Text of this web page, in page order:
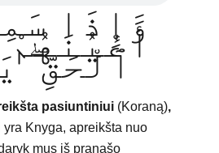
وَإِذَا
ٱلْحَقِّ
pasiuntiniui (Koraną),
yra Knyga, apreikšta nuo
mus iš pranašo